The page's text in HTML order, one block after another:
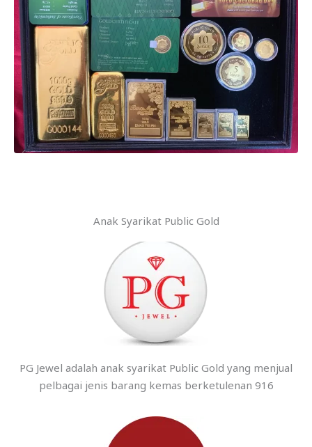
Anak Syarikat Public Gold
PG Jewel adalah anak syarikat Public Gold yang menjual
pelbagai jenis barang kemas berketulenan 916